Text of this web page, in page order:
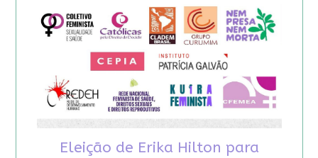
Eleição de Erika Hilton para